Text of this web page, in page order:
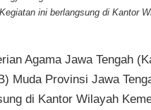
ini berlangsung di Kantor
Agama Jawa Tengah
Muda Provinsi Jawa
di Kantor Wilayah